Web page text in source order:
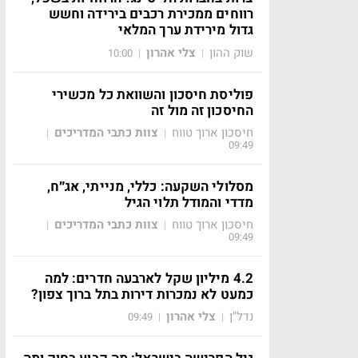
רווחים ממכירת רכבים בירידה וחשש
גדול מירידת ערך המלאי
שוק ההון | צלי אהרון |
10:00
פוליסת חיסכון והשוואת כל מכשירי
החיסכון זה מול זה
חיסכון ארוך טווח | צוות כתבי המדריכים |
09:49
מסלולי השקעה: כללי, מנייתי, אג״ח,
מדדי והמודל תלוי הגיל
חיסכון ארוך טווח | צוות כתבי המדריכים |
09:49
4.2 מיליון שקל לארבעה חדרים: למה
כמעט לא נמכרות דירות בתל ברוך צפון?
נדל"ן | צלי אהרון |
09:49